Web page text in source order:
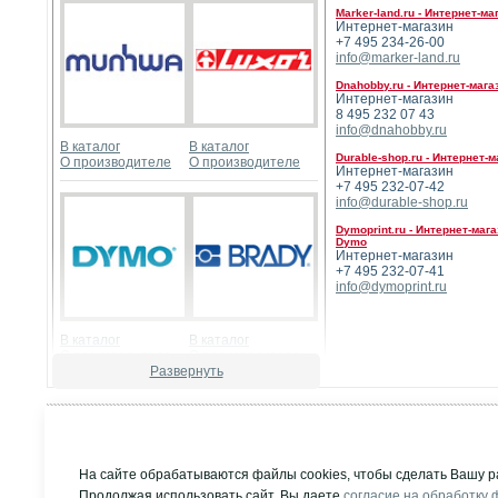
В каталог
О производителе
В каталог
О производителе
В каталог
В каталог
Развернуть
Мarker-land.ru - Интернет-
Интернет-магазин
+7 495 234-26-00
info@marker-land.ru
Dnahobby.ru - Интернет-
Интернет-магазин
8 495 232 07 43
info@dnahobby.ru
Durable-shop.ru - Интернет-
Интернет-магазин
+7 495 232-07-42
info@durable-shop.ru
Dymoprint.ru - Интернет-
Dymo
Интернет-магазин
+7 495 232-07-41
info@dymoprint.ru
Все права
Т/ф
На сайте обрабатываются файлы cookies, чтобы сделать Вашу